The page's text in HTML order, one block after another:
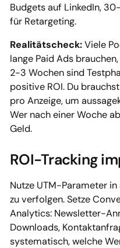
Budgets auf LinkedIn,
für Retargeting.
Realitätscheck:Viele
lange Paid Ads
2-3 Wochen sind
positive ROI. Du
pro Anzeige, um
Wer nach einer Woche
Geld.
ROI-Tracking
Nutze UTM-Parameter
zu verfolgen. Setze
Analytics: Newsletter-
Downloads,
systematisch, welche